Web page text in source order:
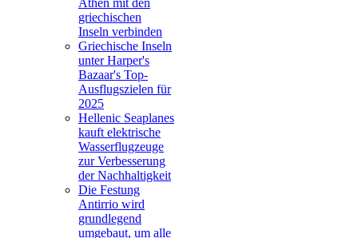
Athen mit den
griechischen
Inseln verbinden
Griechische Inseln
unter Harper's
Bazaar's Top-
Ausflugszielen für
2025
Hellenic Seaplanes
kauft elektrische
Wasserflugzeuge
zur Verbesserung
der Nachhaltigkeit
Die Festung
Antirrio wird
grundlegend
umgebaut, um alle